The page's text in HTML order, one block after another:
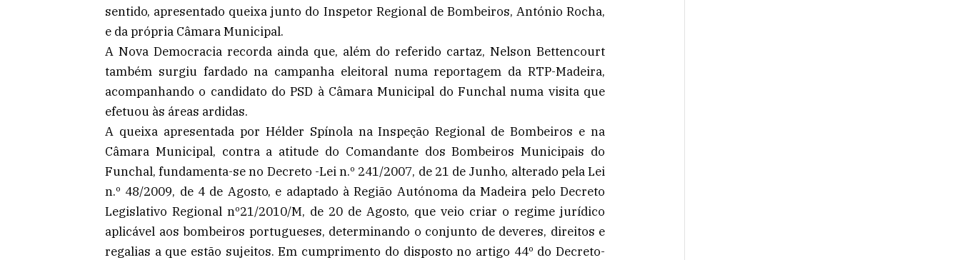
sentido, apresentado queixa junto do Inspetor Regional de Bombeiros, António Rocha,
e da própria Câmara Municipal.
A Nova Democracia recorda ainda que, além do referido cartaz, Nelson Bettencourt
também surgiu fardado na campanha eleitoral numa reportagem da RTP-Madeira,
acompanhando o candidato do PSD à Câmara Municipal do Funchal numa visita que
efetuou às áreas ardidas.
A queixa apresentada por Hélder Spínola na Inspeção Regional de Bombeiros e na
Câmara Municipal, contra a atitude do Comandante dos Bombeiros Municipais do
Funchal, fundamenta-se no Decreto -Lei n.º 241/2007, de 21 de Junho, alterado pela Lei
n.º 48/2009, de 4 de Agosto, e adaptado à Região Autónoma da Madeira pelo Decreto
Legislativo Regional nº21/2010/M, de 20 de Agosto, que veio criar o regime jurídico
aplicável aos bombeiros portugueses, determinando o conjunto de deveres, direitos e
regalias a que estão sujeitos. Em cumprimento do disposto no artigo 44º do Decreto-